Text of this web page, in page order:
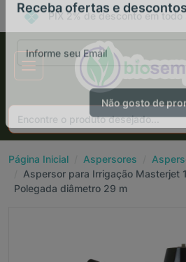
PIX 2% de desconto em
Página Inicial Aspersores
Aspersor para Irrigação Masterjet
Polegada diâmetro 29 m
Receba ofertas e
Não gosto de